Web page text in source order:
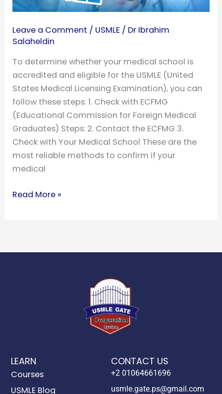
Leave a Comment / USMLE / Dr Ibrahim
Salaheldin
To determine whether your medical school is
accredited and eligible for the USMLE (United
States Medical Licensing Examination), you can
follow these steps: 1. Check with ECFMG
(Educational Commission for Foreign Medical
Graduates) Steps: 2. Contact the ECFMG 3.
Check with Your Medical School These are the
most reliable methods to confirm if your
medical
Read More »
LEARN
Courses
USMLE Blog
CONTACT US
+2 01064661696
usmle.gate.ps@gmail.com